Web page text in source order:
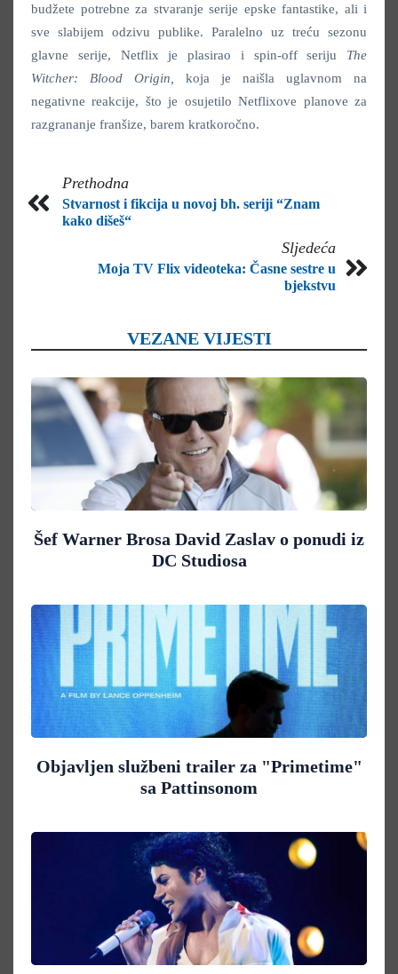
budžete potrebne za stvaranje serije epske fantastike, ali i
sve slabijem odzivu publike. Paralelno uz treću sezonu
glavne serije, Netflix je plasirao i spin-off seriju The
Witcher: Blood Origin, koja je naišla uglavnom na
negativne reakcije, što je osujetilo Netflixove planove za
razgrananje franšize, barem kratkoročno.
Prethodna
Stvarnost i fikcija u novoj bh. seriji “Znam
kako dišeš“
Sljedeća
Moja TV Flix videoteka: Časne sestre u
bjekstvu
VEZANE VIJESTI
Šef Warner Brosa David Zaslav o ponudi iz
DC Studiosa
Objavljen službeni trailer za "Primetime"
sa Pattinsonom